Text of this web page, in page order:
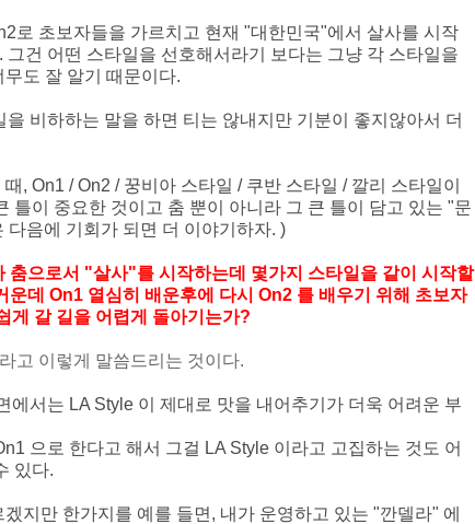
로 초보자들을 가르치고 현재 "대한민국"에서 살사를 시작
건 어떤 스타일을 선호해서라기 보다는 그냥 각 스타일을
도 잘 알기 때문이다.
비하하는 말을 하면 티는 않내지만 기분이 좋지않아서 더
, On1 / On2 / 꿍비아 스타일 / 쿠반 스타일 / 깔리 스타일이
틀이 중요한 것이고 춤 뿐이 아니라 그 큰 틀이 담고 있는 "문
음에 기회가 되면 더 이야기하자. )
춤으로서 "살사"를 시작하는데 몇가지 스타일을 같이 시작할
운데 On1 열심히 배운후에 다시 On2 를 배우기 위해 초보자
게 갈 길을 어렵게 돌아기는가?
고 이렇게 말씀드리는 것이다.
에서는 LA Style 이 제대로 맛을 내어추기가 더욱 어려운 부
으로 한다고 해서 그걸 LA Style 이라고 고집하는 것도 어
있다.
지만 한가지를 예를 들면, 내가 운영하고 있는 "깐델라" 에